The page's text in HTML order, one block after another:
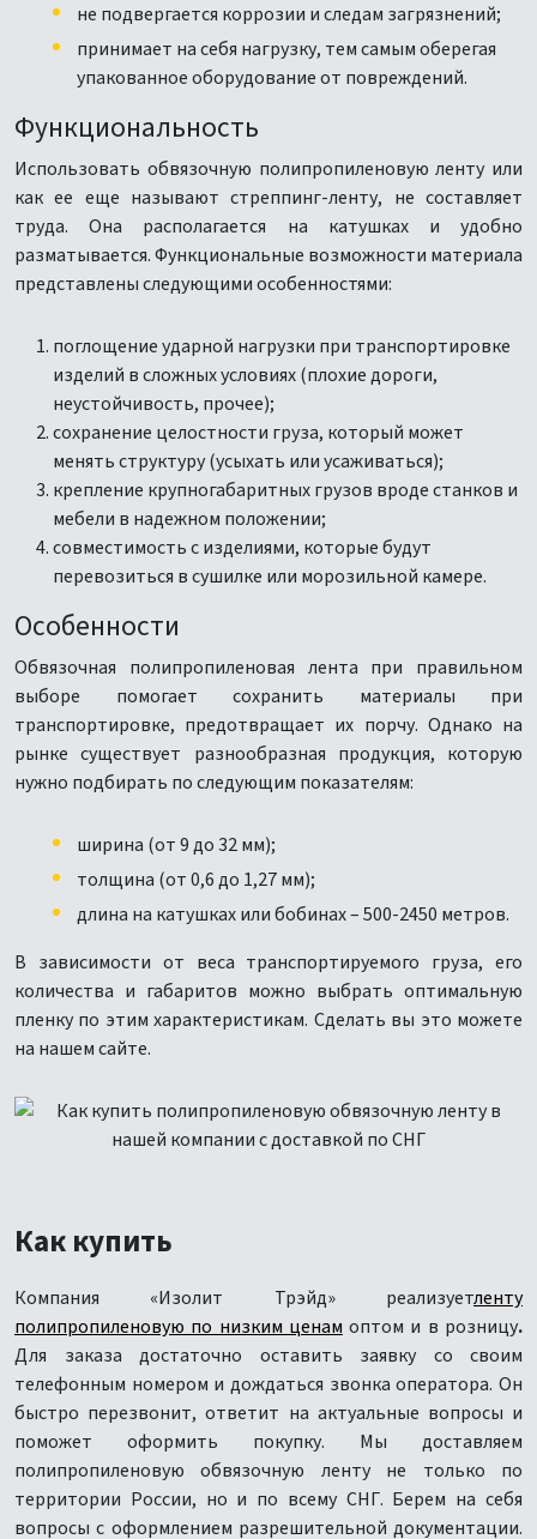
не подвергается коррозии и следам загрязнений;
принимает на себя нагрузку, тем самым оберегая
упакованное оборудование от повреждений.
Функциональность
Использовать обвязочную полипропиленовую ленту или
как ее еще называют стреппинг-ленту, не составляет
труда. Она располагается на катушках и удобно
разматывается. Функциональные возможности материала
представлены следующими особенностями:
поглощение ударной нагрузки при транспортировке
изделий в сложных условиях (плохие дороги,
неустойчивость, прочее);
сохранение целостности груза, который может
менять структуру (усыхать или усаживаться);
крепление крупногабаритных грузов вроде станков и
мебели в надежном положении;
совместимость с изделиями, которые будут
перевозиться в сушилке или морозильной камере.
Особенности
Обвязочная полипропиленовая лента при правильном
выборе помогает сохранить материалы при
транспортировке, предотвращает их порчу. Однако на
рынке существует разнообразная продукция, которую
нужно подбирать по следующим показателям:
ширина (от 9 до 32 мм);
толщина (от 0,6 до 1,27 мм);
длина на катушках или бобинах – 500-2450 метров.
В зависимости от веса транспортируемого груза, его
количества и габаритов можно выбрать оптимальную
пленку по этим характеристикам. Сделать вы это можете
на нашем сайте.
Как купить
Компания «Изолит Трэйд» реализуетленту
полипропиленовую по низким ценам оптом и в розницу.
Для заказа достаточно оставить заявку со своим
телефонным номером и дождаться звонка оператора. Он
быстро перезвонит, ответит на актуальные вопросы и
поможет оформить покупку. Мы доставляем
полипропиленовую обвязочную ленту не только по
территории России, но и по всему СНГ. Берем на себя
вопросы с оформлением разрешительной документации.